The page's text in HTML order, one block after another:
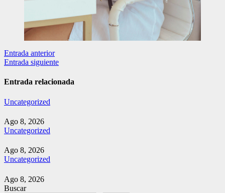
Navegación
de
entradas
Entrada anterior
Entrada siguiente
Entrada relacionada
Uncategorized
Ago 8, 2026
Uncategorized
Ago 8, 2026
Uncategorized
Ago 8, 2026
Buscar